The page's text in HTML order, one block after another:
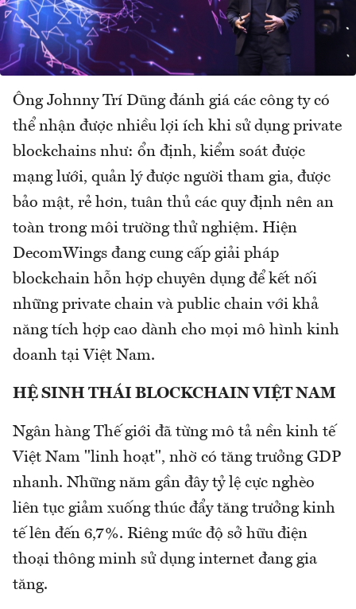
Ông Johnny Trí Dũng đánh giá các công ty có
thể nhận được nhiều lợi ích khi sử dụng private
blockchains như: ổn định, kiểm soát được
mạng lưới, quản lý được người tham gia, được
bảo mật, rẻ hơn, tuân thủ các quy định nên an
toàn trong môi trường thử nghiệm. Hiện
DecomWings đang cung cấp giải pháp
blockchain hỗn hợp chuyên dụng để kết nối
những private chain và public chain với khả
năng tích hợp cao dành cho mọi mô hình kinh
doanh tại Việt Nam.
HỆ SINH THÁI BLOCKCHAIN VIỆT NAM
Ngân hàng Thế giới đã từng mô tả nền kinh tế
Việt Nam "linh hoạt", nhờ có tăng trưởng GDP
nhanh. Những năm gần đây tỷ lệ cực nghèo
liên tục giảm xuống thúc đẩy tăng trưởng kinh
tế lên đến 6,7%. Riêng mức độ sở hữu điện
thoại thông minh sử dụng internet đang gia
tăng.